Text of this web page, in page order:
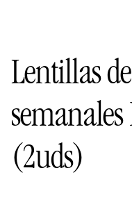
Lentillas
(2uds)